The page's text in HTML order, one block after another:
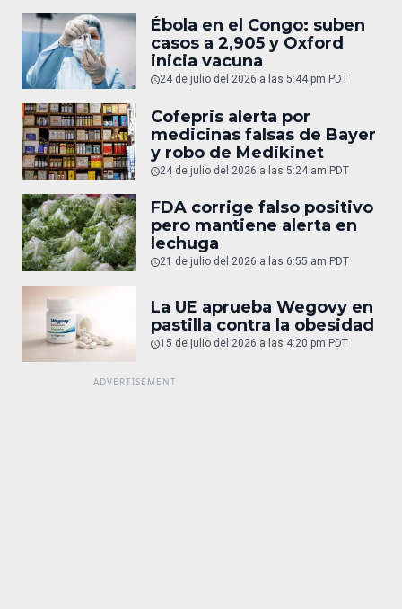
Ébola en el Congo: suben
casos a 2,905 y Oxford
inicia vacuna
24 de julio del 2026 a las 5:44 pm PDT
Cofepris alerta por
medicinas falsas de Bayer
y robo de Medikinet
24 de julio del 2026 a las 5:24 am PDT
FDA corrige falso positivo
pero mantiene alerta en
lechuga
21 de julio del 2026 a las 6:55 am PDT
La UE aprueba Wegovy en
pastilla contra la obesidad
15 de julio del 2026 a las 4:20 pm PDT